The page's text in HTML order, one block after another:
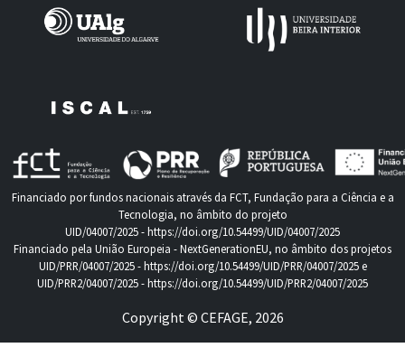
Financiado por fundos nacionais através da FCT, Fundação para a Ciência e a
Tecnologia, no âmbito do projeto
UID/04007/2025 -https://doi.org/10.54499/UID/04007/2025
Financiado pela União Europeia - NextGenerationEU, no âmbito dos projetos
UID/PRR/04007/2025 -https://doi.org/10.54499/UID/PRR/04007/2025e
UID/PRR2/04007/2025 -https://doi.org/10.54499/UID/PRR2/04007/2025
Copyright © CEFAGE, 2026